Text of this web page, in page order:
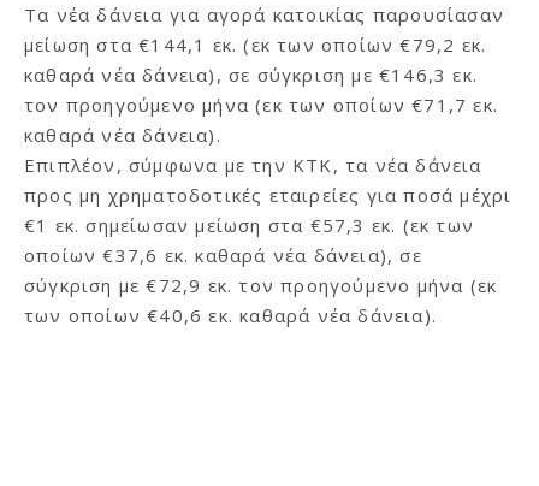
Τα νέα δάνεια για αγορά κατοικίας παρουσίασαν
μείωση στα €144,1 εκ. (εκ των οποίων €79,2 εκ.
καθαρά νέα δάνεια), σε σύγκριση με €146,3 εκ.
τον προηγούμενο μήνα (εκ των οποίων €71,7 εκ.
καθαρά νέα δάνεια).
Επιπλέον, σύμφωνα με την ΚΤΚ, τα νέα δάνεια
προς μη χρηματοδοτικές εταιρείες για ποσά μέχρι
€1 εκ. σημείωσαν μείωση στα €57,3 εκ. (εκ των
οποίων €37,6 εκ. καθαρά νέα δάνεια), σε
σύγκριση με €72,9 εκ. τον προηγούμενο μήνα (εκ
των οποίων €40,6 εκ. καθαρά νέα δάνεια).